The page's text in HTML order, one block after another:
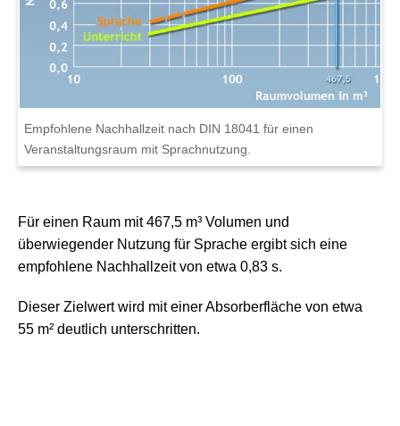
Empfohlene Nachhallzeit nach DIN 18041 für einen
Veranstaltungsraum mit Sprach­nutzung.
Für einen Raum mit467,5 m³ Volumen und
überwiegender Nutzung für Sprache ergibt sich eine
empfohlene Nachhallzeit von etwa 0,83 s.
Dieser Zielwert wird mit einer Absorberfläche von etwa
55 m² deutlich unterschritten.